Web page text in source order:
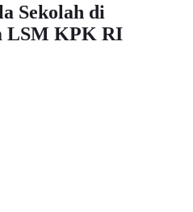
Sekolah di
LSM KPK RI